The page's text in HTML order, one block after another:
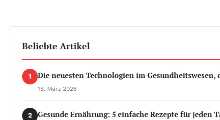
Beliebte Artikel
1 Die neuesten Technologien im Gesundheitswesen,
18. März 2026
2 Gesunde Ernährung: 5 einfache Rezepte für jeden